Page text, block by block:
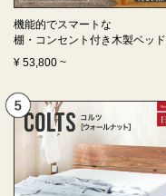
機能的でスマートな
棚・コンセント付き木製ベッド
¥ 53,800 ~